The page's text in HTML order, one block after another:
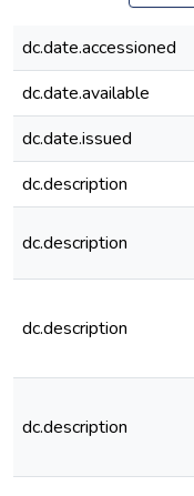
dc.date.accessioned
dc.date.available
dc.date.issued
dc.description
dc.description
dc.description
dc.description